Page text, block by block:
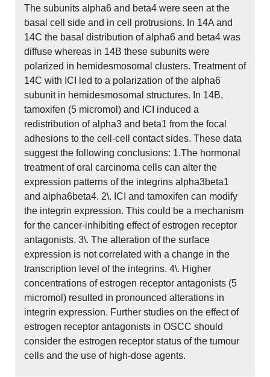
The subunits alpha6 and beta4 were seen at the
basal cell side and in cell protrusions. In 14A and
14C the basal distribution of alpha6 and beta4 was
diffuse whereas in 14B these subunits were
polarized in hemidesmosomal clusters. Treatment of
14C with ICI led to a polarization of the alpha6
subunit in hemidesmosomal structures. In 14B,
tamoxifen (5 micromol) and ICI induced a
redistribution of alpha3 and beta1 from the focal
adhesions to the cell-cell contact sides. These data
suggest the following conclusions: 1.The hormonal
treatment of oral carcinoma cells can alter the
expression patterns of the integrins alpha3beta1
and alpha6beta4. 2\. ICI and tamoxifen can modify
the integrin expression. This could be a mechanism
for the cancer-inhibiting effect of estrogen receptor
antagonists. 3\. The alteration of the surface
expression is not correlated with a change in the
transcription level of the integrins. 4\. Higher
concentrations of estrogen receptor antagonists (5
micromol) resulted in pronounced alterations in
integrin expression. Further studies on the effect of
estrogen receptor antagonists in OSCC should
consider the estrogen receptor status of the tumour
cells and the use of high-dose agents.